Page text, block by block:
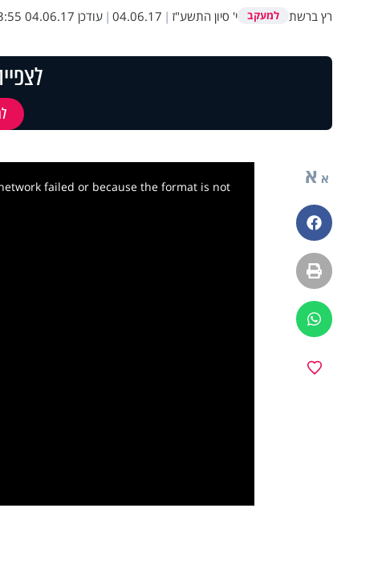
רץ ברשת למעקב י' סיון התשע"ז |
04.06.17
| עודכן 04.06.17 13:55
א א
פייסבוק
הדפסה
ווטסאפ
failed or because the format is not